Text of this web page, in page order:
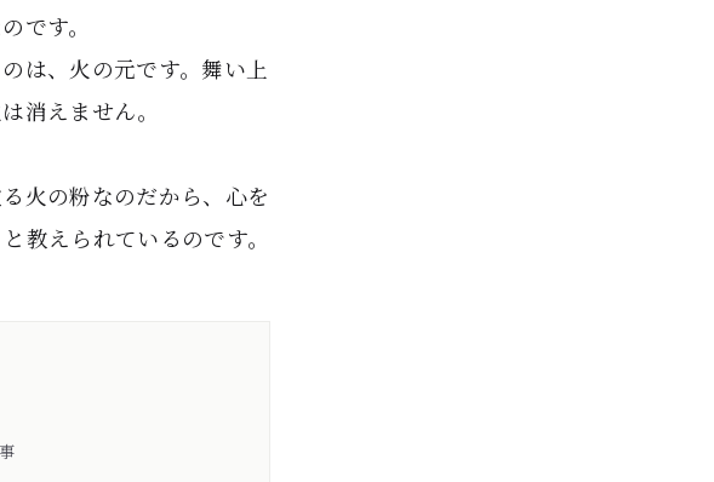
です。
は、火の元です。舞い上
消えません。
火の粉なのだから、心を
教えられているのです。